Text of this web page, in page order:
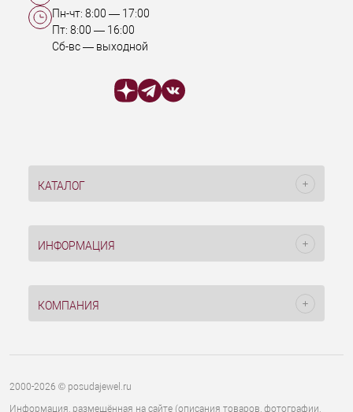
Пн-чт: 8:00 — 17:00
Пт: 8:00 — 16:00
Сб-вс — выходной
КАТАЛОГ
ИНФОРМАЦИЯ
КОМПАНИЯ
2000-2026 © posudajewel.ru
Информация, размещённая на сайте (описания товаров, фотографии,